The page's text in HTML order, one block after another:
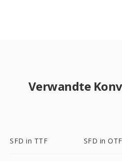
Verwandte
SFD in TTF SFD in OTF